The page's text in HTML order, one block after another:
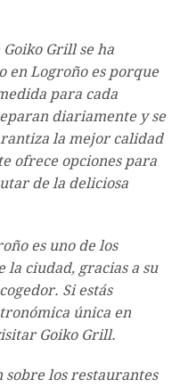
Grill se ha
en Logroño es porque
para cada
diariamente y se
la mejor calidad
ofrece opciones para
de la deliciosa
es uno de los
la ciudad, gracias a su
Si estás
única en
Goiko Grill.
los restaurantes